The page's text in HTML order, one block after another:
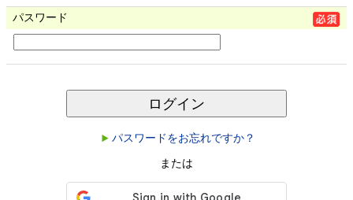
パスワード
ログイン
パスワードをお忘れですか？
または